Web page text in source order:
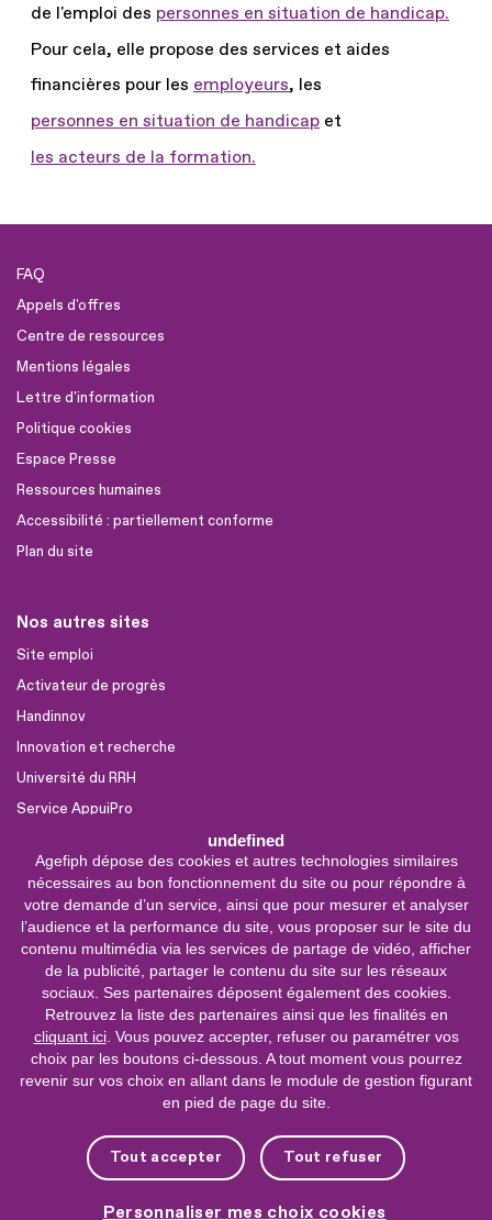
undefined
Agefiph dépose des cookies et autres technologies similaires
nécessaires au bon fonctionnement du site ou pour répondre à
votre demande d’un service, ainsi que pour mesurer et analyser
l’audience et la performance du site, vous proposer sur le site du
contenu multimédia via les services de partage de vidéo, afficher
de la publicité, partager le contenu du site sur les réseaux
sociaux. Ses partenaires déposent également des cookies.
Retrouvez la liste des partenaires ainsi que les finalités en
cliquant ici. Vous pouvez accepter, refuser ou paramétrer vos
choix par les boutons ci-dessous. A tout moment vous pourrez
revenir sur vos choix en allant dans le module de gestion figurant
en pied de page du site.
Tout accepter Tout refuser
Personnaliser mes choix cookies
de l'emploi des personnes en situation de handicap.
Pour cela, elle propose des services et aides
financières pour les employeurs, les
personnes en situation de handicap et
les acteurs de la formation.
FAQ
Appels d'offres
Centre de ressources
Mentions légales
Lettre d'information
Politique cookies
Espace Presse
Ressources humaines
Accessibilité : partiellement conforme
Plan du site
Nos autres sites
Site emploi
Activateur de progrès
Handinnov
Innovation et recherche
Université du RRH
Service AppuiPro
Nous suivre
Youtube
Linkedin
Facebook
0 800 11 10 09
Service &
appel gratuits
Nous contacter
Plateforme de mise en contact LSF